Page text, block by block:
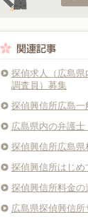
探偵求人（広島
調査員）募集
探偵興信所広島
広島県内の弁護
探偵興信所広島県
探偵興信所はじ
探偵興信所料金
広島県探偵興信所